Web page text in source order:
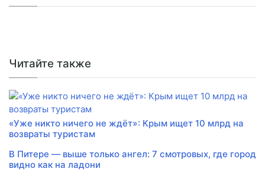
Читайте также
«Уже никто ничего не ждёт»: Крым ищет 10 млрд на
возвраты туристам
В Питере — выше только ангел: 7 смотровых, где город
видно как на ладони